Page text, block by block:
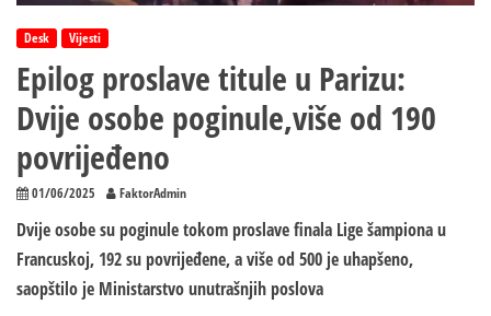
Desk Vijesti
Epilog proslave titule u Parizu:
Dvije osobe poginule,više od 190
povrijeđeno
01/06/2025 FaktorAdmin
Dvije osobe su poginule tokom proslave finala Lige šampiona u
Francuskoj, 192 su povrijeđene, a više od 500 je uhapšeno,
saopštilo je Ministarstvo unutrašnjih poslova